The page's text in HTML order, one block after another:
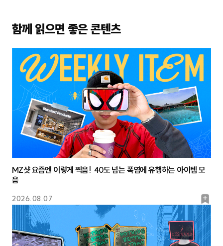
함께 읽으면 좋은 콘텐츠
2026.08.07
북
마
크
MZ샷 요즘엔 이렇게 찍음! 40도 넘는 폭염에 유행하는 아이템 모
음